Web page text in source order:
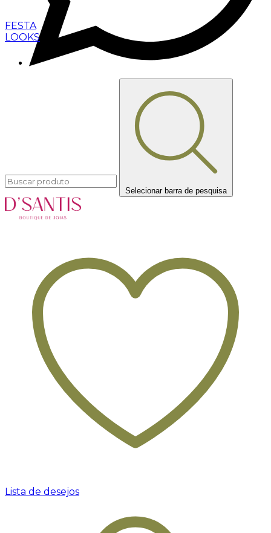
FESTA
LOOKS
Selecionar barra de pesquisa
Lista de desejos